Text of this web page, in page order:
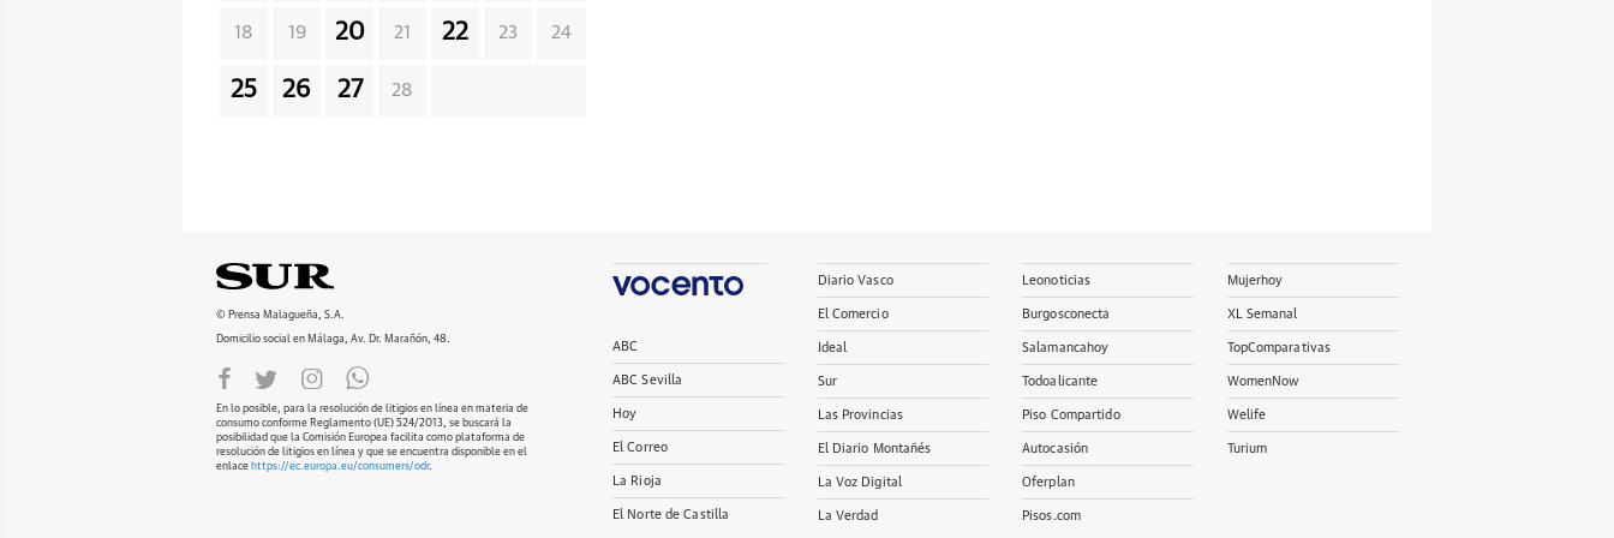
18 19 20 21 22 23 24
25 26 27 28
© Prensa Malagueña, S.A.
Domicilio social en Málaga, Av. Dr. Marañón, 48.
En lo posible, para la resolución de litigios en línea en materia de
consumo conforme Reglamento (UE) 524/2013, se buscará la
posibilidad que la Comisión Europea facilita como plataforma de
resolución de litigios en línea y que se encuentra disponible en el
enlace https://ec.europa.eu/consumers/odr.
ABC
ABC Sevilla
Hoy
El Correo
La Rioja
El Norte de Castilla
Diario Vasco
El Comercio
Ideal
Sur
Las Provincias
El Diario Montañés
La Voz Digital
La Verdad
Leonoticias
Burgosconecta
Salamancahoy
Todoalicante
Piso Compartido
Autocasión
Oferplan
Pisos.com
Mujerhoy
XL Semanal
TopComparativas
WomenNow
Welife
Turium